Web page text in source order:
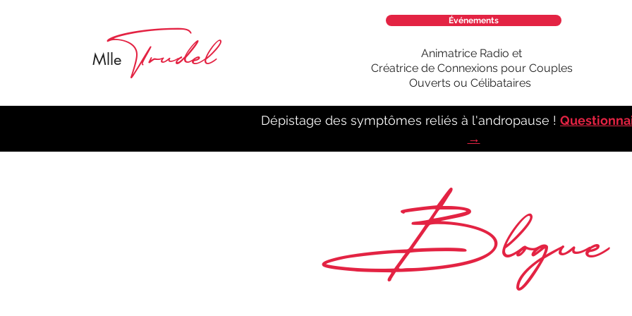
Trudel
M lle
Événements
Animatrice Radio et
Créatrice de Connexions pour Couples
Ouverts ou Célibataires
Dépistage des symptômes reliés à l'andropause !
→
Blogue